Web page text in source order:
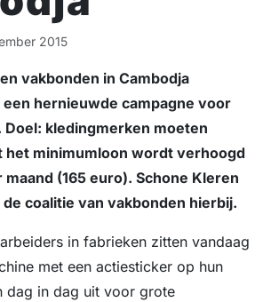
2015
vakbonden in Cambodja
een hernieuwde campagne voor
Doel: kledingmerken moeten
het minimumloon wordt verhoogd
maand (165 euro). Schone Kleren
coalitie van vakbonden hierbij.
in fabrieken zitten vandaag
met een actiesticker op hun
dag in dag uit voor grote